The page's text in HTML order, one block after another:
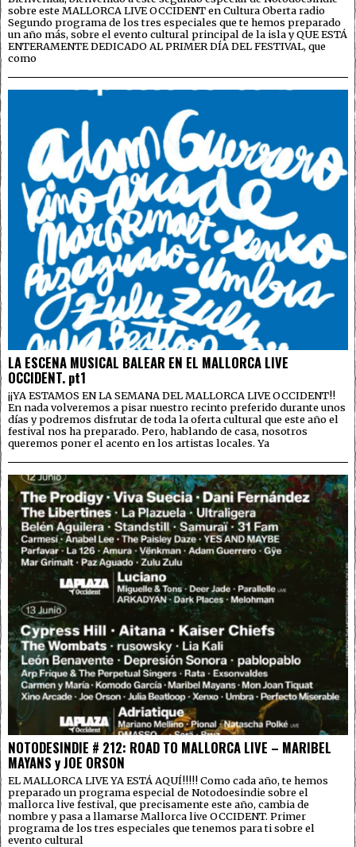
sobre este MALLORCA LIVE OCCIDENT en Cultura Oberta radio
Segundo programa de los tres especiales que te hemos preparado
un año más, sobre el evento cultural principal de la isla y QUE ESTÁ
ENTERAMENTE DEDICADO AL PRIMER DÍA DEL FESTIVAL, que
como
LA ESCENA MUSICAL BALEAR EN EL MALLORCA LIVE
OCCIDENT. pt1
¡¡YA ESTAMOS EN LA SEMANA DEL MALLORCA LIVE OCCIDENT!!
En nada volveremos a pisar nuestro recinto preferido durante unos
días y podremos disfrutar de toda la oferta cultural que este año el
festival nos ha preparado. Pero, hablando de casa, nosotros
queremos poner el acento en los artistas locales. Ya
NOTODESINDIE # 212: ROAD TO MALLORCA LIVE – MARIBEL
MAYANS y JOE ORSON
EL MALLORCA LIVE YA ESTÁ AQUÍ!!!!! Como cada año, te hemos
preparado un programa especial de Notodoesindie sobre el
mallorca live festival, que precisamente este año, cambia de
nombre y pasa a llamarse Mallorca live OCCIDENT. Primer
programa de los tres especiales que tenemos para ti sobre el
evento cultural